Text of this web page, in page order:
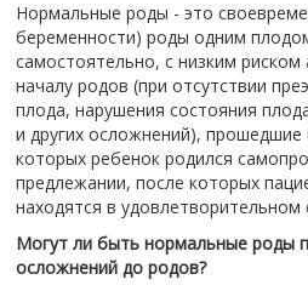
Нормальные роды - это
беременности) роды одним
самостоятельно, с низким
началу родов (при отсутствии
плода, нарушения состояния
и других осложнений),
которых ребенок родился
предлежании, после которых
находятся в удовлетворительном
Могут ли быть нормальные роды
осложнений до родов?